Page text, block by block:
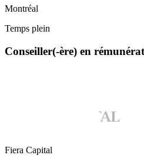
Montréal
Temps plein
Conseiller(-ère) en
Fiera Capital